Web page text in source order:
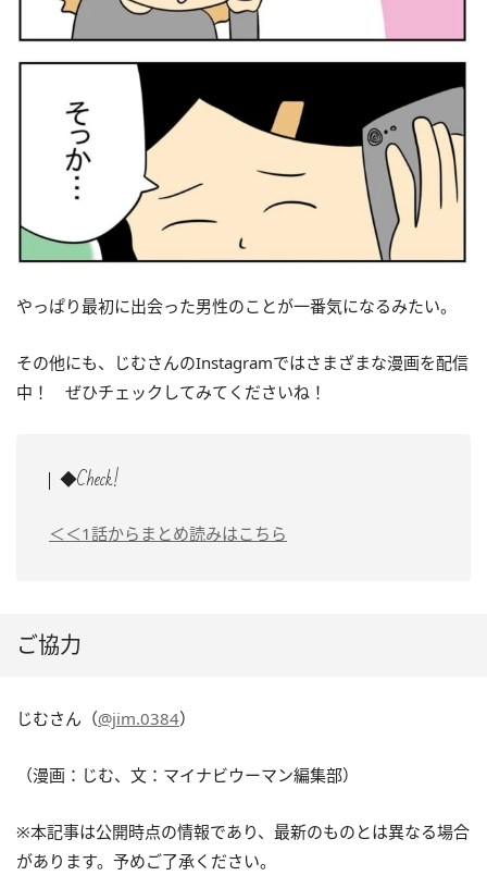
やっぱり最初に出会った男性のことが一番気になるみたい。
その他にも、じむさんのInstagramではさまざまな漫画を配信
中！ ぜひチェックしてみてくださいね！
◆Check!
＜＜1話からまとめ読みはこちら
ご協力
じむさん（@jim.0384）
（漫画：じむ、文：マイナビウーマン編集部）
※本記事は公開時点の情報であり、最新のものとは異なる場合
があります。予めご了承ください。